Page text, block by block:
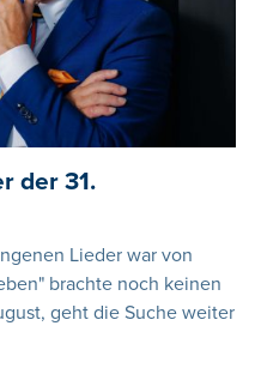
der 31.
Lieder war von
brachte noch keinen
geht die Suche weiter